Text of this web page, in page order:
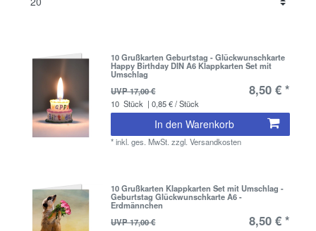
10 Grußkarten Geburtstag - Glückwunschkarte
Happy Birthday DIN A6 Klappkarten Set mit
Umschlag
UVP 17,00 €
8,50 € *
10 Stück | 0,85 € / Stück
In den Warenkorb
*inkl. ges. MwSt. zzgl.Versandkosten
10 Grußkarten Klappkarten Set mit Umschlag -
Geburtstag Glückwunschkarte A6 -
Erdmännchen
UVP 17,00 €
8,50 € *